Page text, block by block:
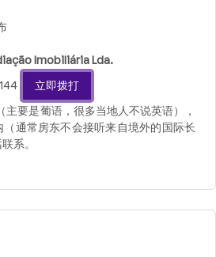
Imobiliária Lda.
立即拨打
主要是葡语，很多当地人不说英语），
通常房东不会接听来自境外的国际长
系。